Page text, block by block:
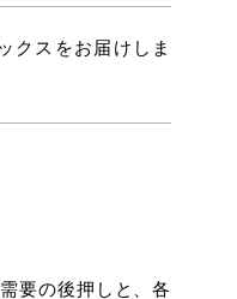
クスをお届けしま
要の後押しと、各